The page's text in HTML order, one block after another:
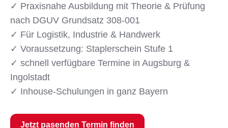
✓ Praxisnahe Ausbildung mit Theorie & Prüfung
nach DGUV Grundsatz 308-001
✓ Für Logistik, Industrie & Handwerk
✓ Voraussetzung: Staplerschein Stufe 1
✓ schnell verfügbare Termine in Augsburg &
Ingolstadt
✓ Inhouse-Schulungen in ganz Bayern
Jetzt pasenden Termin finden